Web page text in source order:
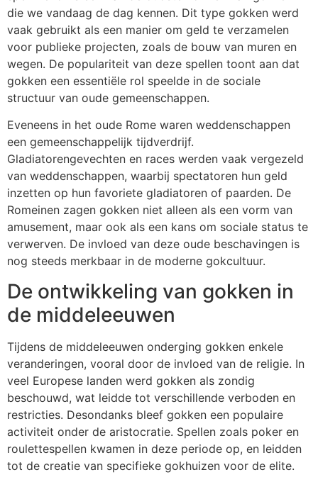
die we vandaag de dag kennen. Dit type gokken werd
vaak gebruikt als een manier om geld te verzamelen
voor publieke projecten, zoals de bouw van muren en
wegen. De populariteit van deze spellen toont aan dat
gokken een essentiële rol speelde in de sociale
structuur van oude gemeenschappen.
Eveneens in het oude Rome waren weddenschappen
een gemeenschappelijk tijdverdrijf.
Gladiatorengevechten en races werden vaak vergezeld
van weddenschappen, waarbij spectatoren hun geld
inzetten op hun favoriete gladiatoren of paarden. De
Romeinen zagen gokken niet alleen als een vorm van
amusement, maar ook als een kans om sociale status te
verwerven. De invloed van deze oude beschavingen is
nog steeds merkbaar in de moderne gokcultuur.
De ontwikkeling van gokken in
de middeleeuwen
Tijdens de middeleeuwen onderging gokken enkele
veranderingen, vooral door de invloed van de religie. In
veel Europese landen werd gokken als zondig
beschouwd, wat leidde tot verschillende verboden en
restricties. Desondanks bleef gokken een populaire
activiteit onder de aristocratie. Spellen zoals poker en
roulettespellen kwamen in deze periode op, en leidden
tot de creatie van specifieke gokhuizen voor de elite.